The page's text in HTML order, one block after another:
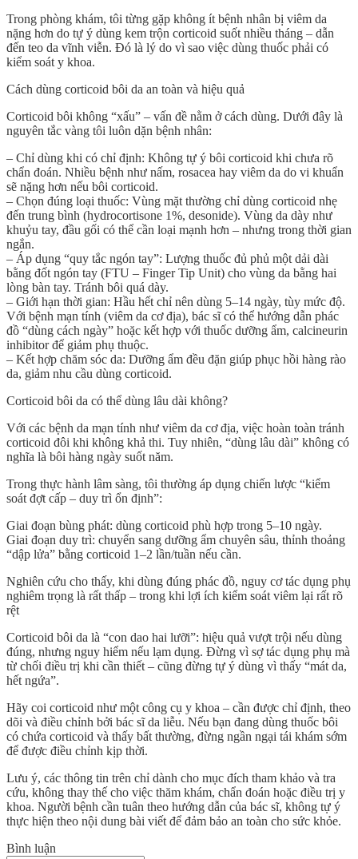
Trong phòng khám, tôi từng gặp không ít bệnh nhân bị viêm da
nặng hơn do tự ý dùng kem trộn corticoid suốt nhiều tháng – dẫn
đến teo da vĩnh viễn. Đó là lý do vì sao việc dùng thuốc phải có
kiểm soát y khoa.
Cách dùng corticoid bôi da an toàn và hiệu quả
Corticoid bôi không “xấu” – vấn đề nằm ở cách dùng. Dưới đây là
nguyên tắc vàng tôi luôn dặn bệnh nhân:
– Chỉ dùng khi có chỉ định: Không tự ý bôi corticoid khi chưa rõ
chẩn đoán. Nhiều bệnh như nấm, rosacea hay viêm da do vi khuẩn
sẽ nặng hơn nếu bôi corticoid.
– Chọn đúng loại thuốc: Vùng mặt thường chỉ dùng corticoid nhẹ
đến trung bình (hydrocortisone 1%, desonide). Vùng da dày như
khuỷu tay, đầu gối có thể cần loại mạnh hơn – nhưng trong thời gian
ngắn.
– Áp dụng “quy tắc ngón tay”: Lượng thuốc đủ phủ một dải dài
bằng đốt ngón tay (FTU – Finger Tip Unit) cho vùng da bằng hai
lòng bàn tay. Tránh bôi quá dày.
– Giới hạn thời gian: Hầu hết chỉ nên dùng 5–14 ngày, tùy mức độ.
Với bệnh mạn tính (viêm da cơ địa), bác sĩ có thể hướng dẫn phác
đồ “dùng cách ngày” hoặc kết hợp với thuốc dưỡng ẩm, calcineurin
inhibitor để giảm phụ thuộc.
– Kết hợp chăm sóc da: Dưỡng ẩm đều đặn giúp phục hồi hàng rào
da, giảm nhu cầu dùng corticoid.
Corticoid bôi da có thể dùng lâu dài không?
Với các bệnh da mạn tính như viêm da cơ địa, việc hoàn toàn tránh
corticoid đôi khi không khả thi. Tuy nhiên, “dùng lâu dài” không có
nghĩa là bôi hàng ngày suốt năm.
Trong thực hành lâm sàng, tôi thường áp dụng chiến lược “kiểm
soát đợt cấp – duy trì ổn định”:
Giai đoạn bùng phát: dùng corticoid phù hợp trong 5–10 ngày.
Giai đoạn duy trì: chuyển sang dưỡng ẩm chuyên sâu, thỉnh thoảng
“dập lửa” bằng corticoid 1–2 lần/tuần nếu cần.
Nghiên cứu cho thấy, khi dùng đúng phác đồ, nguy cơ tác dụng phụ
nghiêm trọng là rất thấp – trong khi lợi ích kiểm soát viêm lại rất rõ
rệt
Corticoid bôi da là “con dao hai lưỡi”: hiệu quả vượt trội nếu dùng
đúng, nhưng nguy hiểm nếu lạm dụng. Đừng vì sợ tác dụng phụ mà
từ chối điều trị khi cần thiết – cũng đừng tự ý dùng vì thấy “mát da,
hết ngứa”.
Hãy coi corticoid như một công cụ y khoa – cần được chỉ định, theo
dõi và điều chỉnh bởi bác sĩ da liễu. Nếu bạn đang dùng thuốc bôi
có chứa corticoid và thấy bất thường, đừng ngần ngại tái khám sớm
để được điều chỉnh kịp thời.
Lưu ý, các thông tin trên chỉ dành cho mục đích tham khảo và tra
cứu, không thay thế cho việc thăm khám, chẩn đoán hoặc điều trị y
khoa. Người bệnh cần tuân theo hướng dẫn của bác sĩ, không tự ý
thực hiện theo nội dung bài viết để đảm bảo an toàn cho sức khỏe.
Bình luận